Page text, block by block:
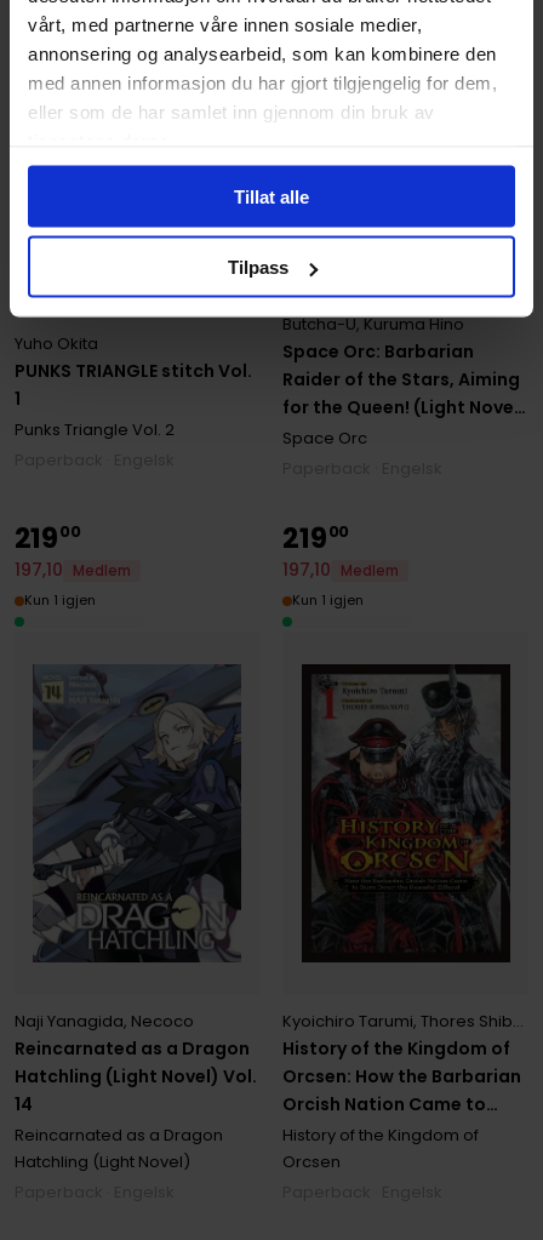
vårt, med partnerne våre innen sosiale medier,
annonsering og analysearbeid, som kan kombinere den
med annen informasjon du har gjort tilgjengelig for dem,
eller som de har samlet inn gjennom din bruk av
Tillat alle
Tilpass
PUNKS TRIANGLE stitch Vol.
1
Yuho Okita
Punks Triangle Vol. 2
Space Orc: Barbarian
Raider of the Stars, Aiming
for the Queen! (Light Novel)
Vol. 1
Butcha-U,Kuruma Hino
Space Orc
Reincarnated as a Dragon
Hatchling (Light Novel) Vol.
14
Naji Yanagida, Necoco
Reincarnated as a Dragon
Hatchling (Light Novel)
21900
197,10
Medlem
Kun 1 igjen
History of the Kingdom of
Orcsen: How the Barbarian
Orcish Nation Came to
Burn Down the Peaceful
Elfland (Light Novel) Vol. 1
Kyoichiro Tarumi,Thores Shibamoto
History of the Kingdom of
Orcsen
21900
197,10
Medlem
Kun 1 igjen